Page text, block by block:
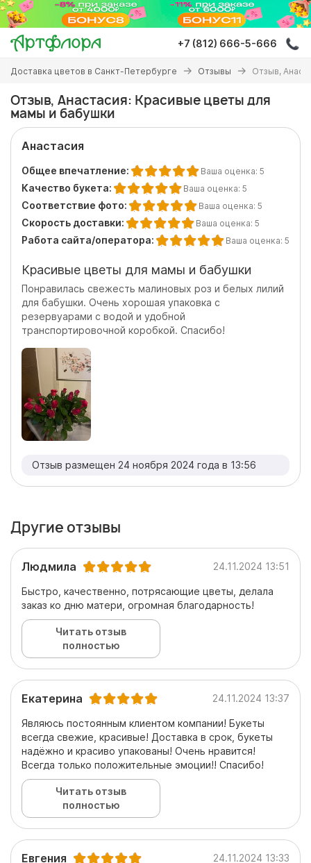
Перейти
основному
содержанию
+7 (812) 666-5-666
Вы
здесь
Доставка цветов в Санкт-Петербурге Отзывы Отзыв,
Отзыв, Анастасия: Красивые цветы для
мамы и бабушки
Анастасия
Общее впечатление: Ваша оценка: 5
Качество букета: Ваша оценка: 5
Соответствие фото: Ваша оценка: 5
Скорость доставки: Ваша оценка: 5
Работа сайта/оператора: Ваша оценка: 5
Красивые цветы для мамы и бабушки
Понравилась свежесть малиновых роз и белых лилий
для бабушки. Очень хорошая упаковка с
резервуарами с водой и удобной
транспортировочной коробкой. Спасибо!
Отзыв размещен 24 ноября 2024 года в 13:56
Другие отзывы
Людмила 24.11.2024 13:51
Быстро, качественно, потрясающие цветы, делала
заказ ко дню матери, огромная благодарность!
Читать отзыв
полностью
Екатерина 24.11.2024 13:37
Являюсь постоянным клиентом компании! Букеты
всегда свежие, красивые! Доставка в срок, букеты
надёжно и красиво упакованы! Очень нравится!
Всегда только положительные эмоции!! Спасибо!
Читать отзыв
полностью
Евгения 24.11.2024 13:33